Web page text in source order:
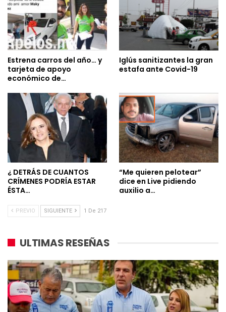
Estrena carros del año… y
tarjeta de apoyo
económico de…
Iglús sanitizantes la gran
estafa ante Covid-19
¿ DETRÁS DE CUANTOS
CRÍMENES PODRÍA ESTAR
ÉSTA…
“Me quieren pelotear”
dice en Live pidiendo
auxilio a…
PREVIO SIGUIENTE 1 De 217
ULTIMAS RESEÑAS